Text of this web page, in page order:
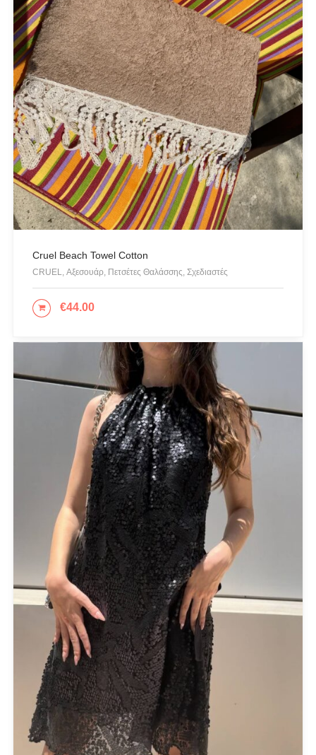
Cruel Beach Towel Cotton
CRUEL, Αξεσουάρ, Πετσέτες Θαλάσσης, Σχεδιαστές
€44.00
ΠΡΟΣΘΉΚΗ ΣΤΟ ΚΑΛΆΘΙ